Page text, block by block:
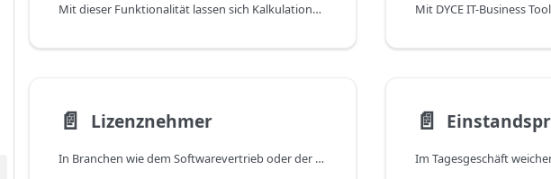
Mit dieser Funktionalität lassen sich Kalkulationen bzw. Konfigurationen aus einem Vorsystem in ein Verkaufsangebot oder Verkaufsauftrag importieren. Dabei ist es unerheblich, ob es sich bei dem Vorsystem um ein internes (vertriebsorientiertes) System oder um das Angebotssystem bspw. eines Lieferanten handelt. Ein universeller Import liest die Inhalte aus einer Datei in eine Importtabelle ein. Alternativ können die Daten auch per Schnittstelle in die Importtabelle übergeben werden. Bei der anschließenden Verarbeitung werden alle Artikel, die während des Imports noch nicht vorhanden sind, als Katalogartikel und Artikel angelegt und die Angebots-/Auftragszeilen erstellt.
📄️ Lizenznehmer
In Branchen wie dem Softwarevertrieb oder der Lizenzierung benötigen Anbieter häufig detaillierte Informationen zum Endkunden, nicht nur zum Zwischenhändler. Dazu gehören typischerweise Ansprechpartner, E-Mail-Adresse und Unternehmensname. Um dies zu unterstützen, ermöglicht DYCE die Eingabe dieser Schlüsseldaten im Kundenauftrag und die automatische Übertragung in die verknüpfte Bestellung. Dies unterstützt flexible Arbeitsabläufe, wie sie in Vertrieb und Beschaffung üblich sind, da die erforderlichen Daten entweder vor der Erstellung der Bestellung oder später im Prozess eingegeben werden können.
📄️